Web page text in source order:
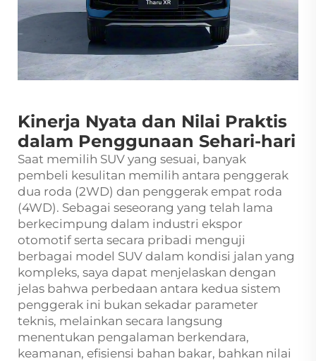
Kinerja Nyata dan Nilai Praktis
dalam Penggunaan Sehari-hari
Saat memilih SUV yang sesuai, banyak
pembeli kesulitan memilih antara penggerak
dua roda (2WD) dan penggerak empat roda
(4WD). Sebagai seseorang yang telah lama
berkecimpung dalam industri ekspor
otomotif serta secara pribadi menguji
berbagai model SUV dalam kondisi jalan yang
kompleks, saya dapat menjelaskan dengan
jelas bahwa perbedaan antara kedua sistem
penggerak ini bukan sekadar parameter
teknis, melainkan secara langsung
menentukan pengalaman berkendara,
keamanan, efisiensi bahan bakar, bahkan nilai